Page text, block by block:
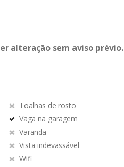
alteração sem aviso prévio.
Toalhas de rosto
Vaga na garagem
Varanda
Vista indevassável
Wifi